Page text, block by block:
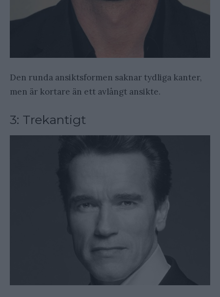
Den runda ansiktsformen saknar tydliga kanter,
men är kortare än ett avlångt ansikte.
3: Trekantigt